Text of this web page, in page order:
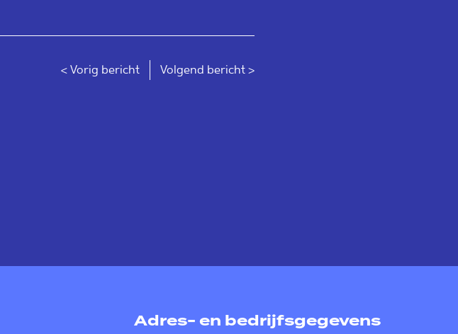
< Vorig bericht Volgend bericht >
Adres- en bedrijfsgegevens